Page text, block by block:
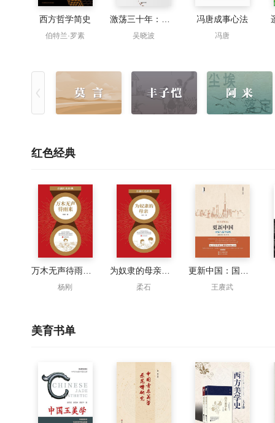
西方哲学简史
伯特兰·罗素 吴晓波
冯唐成事心法
冯唐
红色经典
杨刚 柔石 王赓武
美育书单